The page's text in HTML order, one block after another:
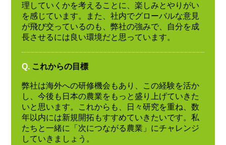
理していくかを考えることに、楽しみとやりがい
を感じています。また、社内でグローバルな意見
が飛び交っているのも、弊社の強みで、自分を成
長させるには良い環境だと思っています。
Q. これからの目標
弊社は海外への研修機会もあり、この経験を活か
し、今後も日本の農業をもっと盛り上げていきた
いと思います。これからも、日々研究を重ね、数
年以内には新規開拓もすすめていきたいです。私
たちと一緒に「次につながる農業」にチャレンジ
していきましょう。